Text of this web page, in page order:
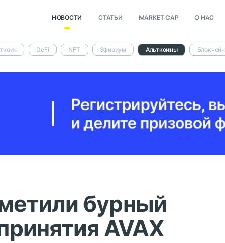
НОВОСТИ СТАТЬИ MARKET CAP О НАС
DeFi NFT Эфириум Альткоины Блокчейн
бурный
AVAX